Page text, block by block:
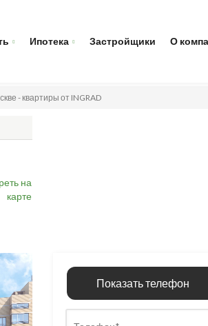
Ипотека Застройщики О
- квартиры от INGRAD
на
карте
Показать телефон